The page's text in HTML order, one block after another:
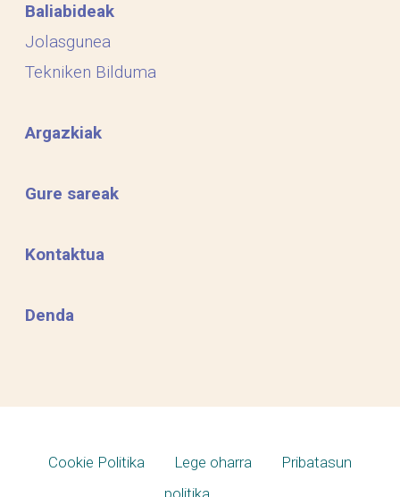
Baliabideak
Jolasgunea
Tekniken Bilduma
Argazkiak
Gure sareak
Kontaktua
Denda
Cookie Politika Lege oharra
Pribatasun
politika